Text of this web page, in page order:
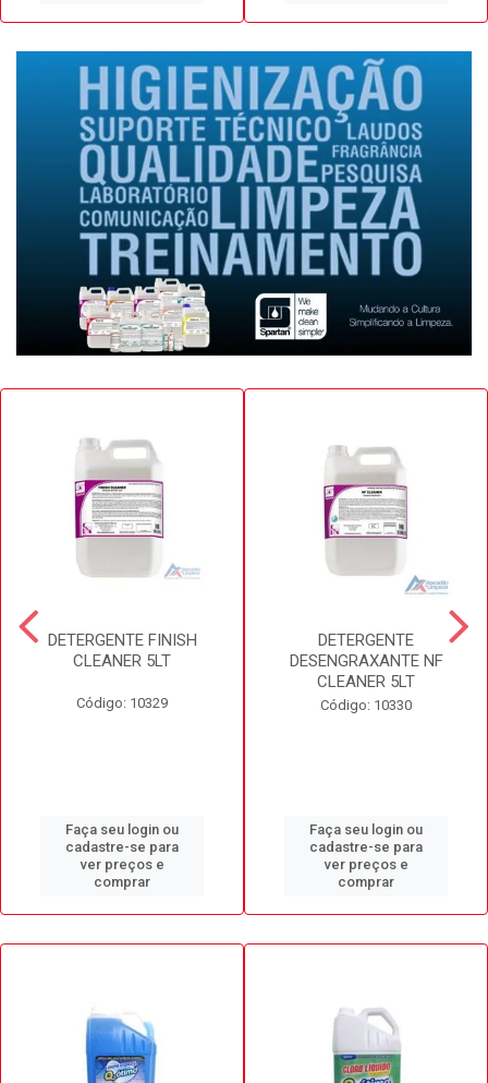
DETERGENTE FINISH
CLEANER 5LT
Código: 10329
Faça seu login ou
cadastre-se para
ver preços e
comprar
DETERGENTE
DESENGRAXANTE NF
CLEANER 5LT
Código: 10330
Faça seu login ou
cadastre-se para
ver preços e
comprar